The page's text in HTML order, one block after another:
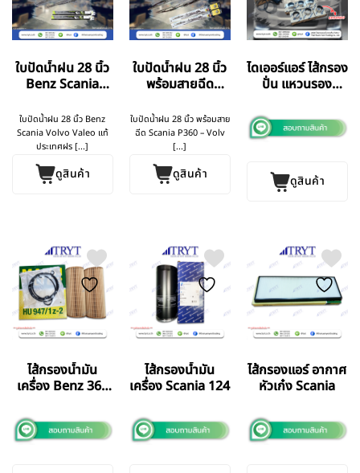
ใบปัดน้ำฝน 28 นิ้ว
Benz Scania
ใบปัดน้ำฝน 28 นิ้ว Benz
Scania Volvo Valeo แท้
ประเทศฝร [...]
ดูสินค้า
ใบปัดน้ำฝน 28 นิ้ว
พร้อมสายฉีด
ใบปัดน้ำฝน 28 นิ้ว พร้อมสาย
ฉีด Scania P360 – Volv
[...]
ดูสินค้า
ไดเออร์แอร์ ไส้กรอง
ปั่น แหวนรอง
ดูสินค้า
ไส้กรองน้ำมัน
เครื่อง Benz 360
ไส้กรองน้ำมัน
เครื่อง Scania 124
ไส้กรองแอร์ อากาศ
หัวเก๋ง Scania